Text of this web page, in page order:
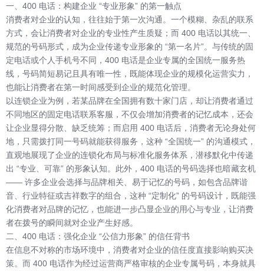
一、400 电话：构建企业 “专业形象” 的第一触点
消费者对企业的认知，往往始于第一次沟通。一个模糊、杂乱的联系
方式，会让消费者对企业的专业性产生质疑；而 400 电话以其统一、
规范的号码形式，成为企业传递专业形象的 “第一名片”。与传统的固
定电话或个人手机号不同，400 电话是企业专属的全国统一服务热
线，号码简短易记且具有唯一性，既能体现企业的规模化运营实力，
也能让消费者在第一时间感受到企业的规范化管理。
以连锁企业为例，若某品牌在全国拥有数十家门店，却让消费者通过
不同地区的固定电话联系客服，不仅会增加消费者的记忆成本，还会
让企业显得分散、缺乏统筹；而启用 400 电话后，消费者无论身处何
地，只需拨打同一号码就能获得服务，这种 “全国统一” 的沟通模式，
直观地展现了企业的连锁化布局与标准化服务体系，潜移默化中传递
出 “专业、可靠” 的形象认知。此外，400 电话的号码选择也暗藏玄机
—— 许多企业会选择与品牌相关、易于记忆的号码，如包含品牌谐
音、行业特征或吉祥数字的组合，这种 “定制化” 的号码设计，既能强
化消费者对品牌的记忆，也能进一步凸显企业的用心与专业，让消费
者在拨号的瞬间就对企业产生好感。
二、400 电话：强化企业 “公信力形象” 的信任背书
在信息不对称的市场环境中，消费者对企业的信任度直接影响购买决
策。而 400 电话作为经过运营商严格审核的企业专属号码，本身就具